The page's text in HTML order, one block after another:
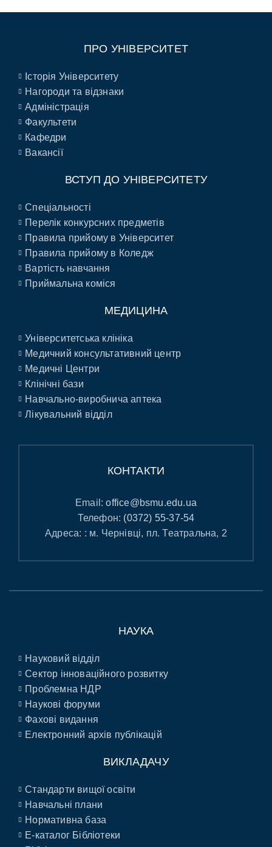
ПРО УНІВЕРСИТЕТ
Історія Університету
Нагороди та відзнаки
Адміністрація
Факультети
Кафедри
Вакансії
ВСТУП ДО УНІВЕРСИТЕТУ
Спеціальності
Перелік конкурсних предметів
Правила прийому в Університет
Правила прийому в Коледж
Вартість навчання
Приймальна коміся
МЕДИЦИНА
Університетська клініка
Медичний консультативний центр
Медичні Центри
Клінічні бази
Навчально-виробнича аптека
Лікувальний відділ
КОНТАКТИ
Email:office@bsmu.edu.ua
Телефон: (0372) 55-37-54
Адреса: : м. Чернівці, пл. Театральна, 2
НАУКА
Науковий відділ
Сектор інноваційного розвитку
Проблемна НДР
Наукові форуми
Фахові видання
Електронний архів публікацій
ВИКЛАДАЧУ
Стандарти вищої освіти
Навчальні плани
Нормативна база
E-каталог Бібліотеки